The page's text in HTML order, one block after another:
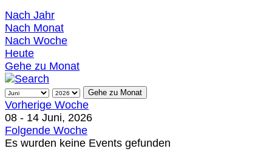
Nach Jahr
Nach Monat
Nach Woche
Heute
Gehe zu Monat
Gehe zu Monat
Vorherige Woche
08 - 14 Juni, 2026
Folgende Woche
Es wurden keine Events gefunden